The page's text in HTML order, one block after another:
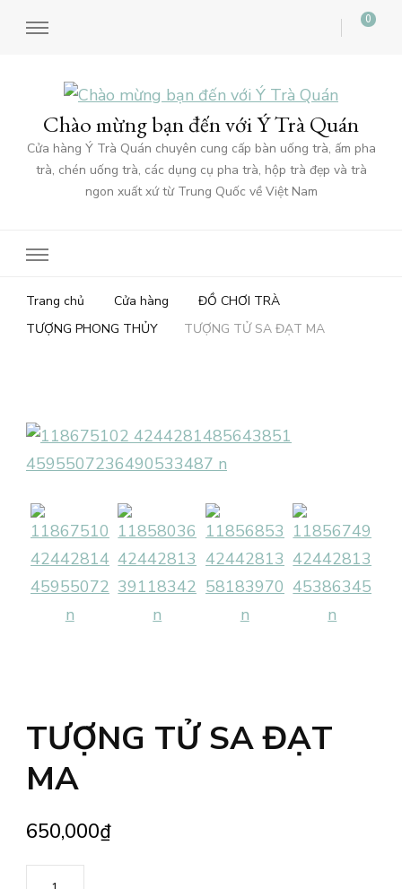
0
Chào mừng bạn đến với Ý Trà Quán
Cửa hàng Ý Trà Quán chuyên cung cấp bàn uống trà, ấm pha
trà, chén uống trà, các dụng cụ pha trà, hộp trà đẹp và trà
ngon xuất xứ từ Trung Quốc về Việt Nam
Trang chủ Cửa hàng
ĐỒ CHƠI TRÀ
TƯỢNG PHONG THỦY
TƯỢNG TỬ SA ĐẠT MA
TƯỢNG TỬ SA ĐẠT
MA
650,000₫
TƯỢNG